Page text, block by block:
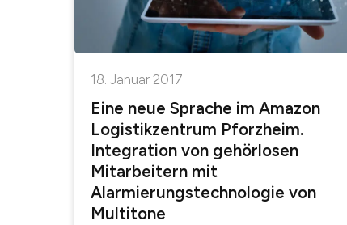
18. Januar 2017
Eine neue Sprache im Amazon
Logistikzentrum Pforzheim.
Integration von gehörlosen
Mitarbeitern mit
Alarmierungstechnologie von
Multitone